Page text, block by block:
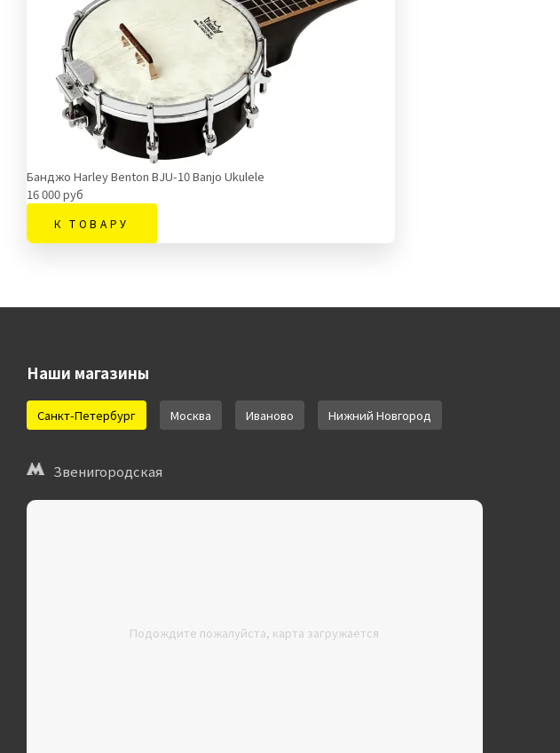
Банджо Harley Benton BJU-10 Banjo Ukulele
16 000 руб
К ТОВАРУ
Наши магазины
Санкт-Петербург Москва Иваново Нижний Новгород
Звенигородская
Подождите пожалуйста, карта загружается